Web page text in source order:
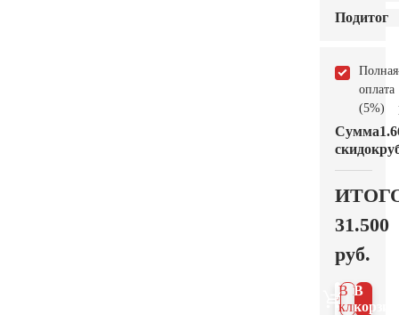
Подитог
Полная
оплата
(5%)
Сумма
скидок
31.500
руб.
В
В 1
клик